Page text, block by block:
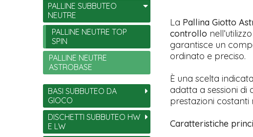
La Pallina Giotto
controllo
garantisce un
ordinato e preciso.
È una scelta
adatta a sessioni
prestazioni costanti
Caratteristiche
PALLINE SUBBUTEO
NEUTRE
PALLINE NEUTRE TOP
SPIN
PALLINE NEUTRE
ASTROBASE
BASI SUBBUTEO DA
GIOCO
DISCHETTI SUBBUTEO HW
E LW